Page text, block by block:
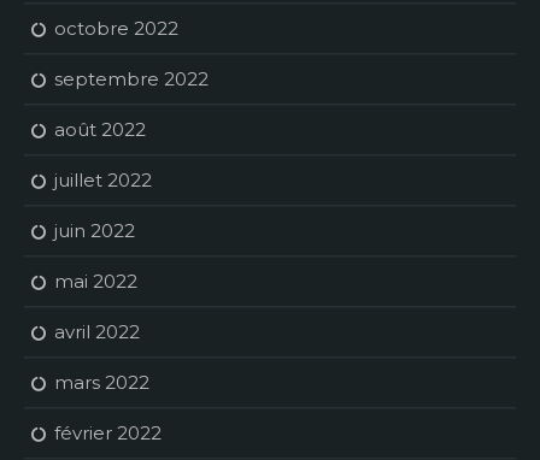
octobre 2022
septembre 2022
août 2022
juillet 2022
juin 2022
mai 2022
avril 2022
mars 2022
février 2022